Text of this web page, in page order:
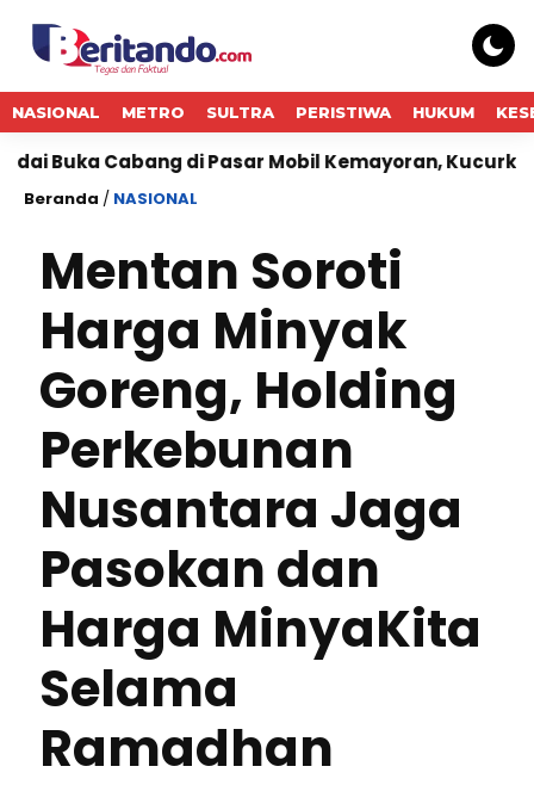
NASIONAL METRO SULTRA PERISTIWA HUKUM
di Pasar Mobil Kemayoran, Kucurkan Pinjaman
Beranda / NASIONAL
Mentan Soroti
Harga Minyak
Goreng, Holding
Perkebunan
Nusantara Jaga
Pasokan dan
Harga MinyaKita
Selama
Ramadhan